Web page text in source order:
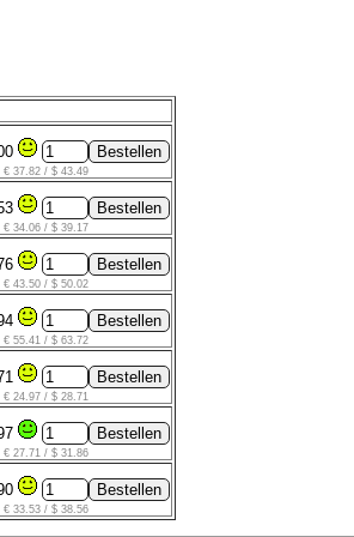
€ 37.82 / $ 43.49
€ 34.06 / $ 39.17
€ 43.50 / $ 50.02
€ 55.41 / $ 63.72
24.97 / $ 28.71
€ 27.71 / $ 31.86
€ 33.53 / $ 38.56